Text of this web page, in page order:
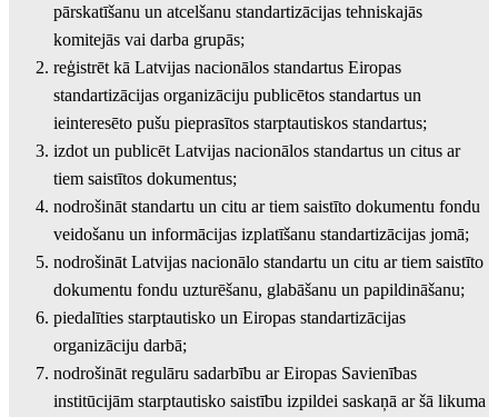
pārskatīšanu un atcelšanu standartizācijas tehniskajās
komitejās vai darba grupās;
reģistrēt kā Latvijas nacionālos standartus Eiropas
standartizācijas organizāciju publicētos standartus un
ieinteresēto pušu pieprasītos starptautiskos standartus;
izdot un publicēt Latvijas nacionālos standartus un citus ar
tiem saistītos dokumentus;
nodrošināt standartu un citu ar tiem saistīto dokumentu fondu
veidošanu un informācijas izplatīšanu standartizācijas jomā;
nodrošināt Latvijas nacionālo standartu un citu ar tiem saistīto
dokumentu fondu uzturēšanu, glabāšanu un papildināšanu;
piedalīties starptautisko un Eiropas standartizācijas
organizāciju darbā;
nodrošināt regulāru sadarbību ar Eiropas Savienības
institūcijām starptautisko saistību izpildei saskaņā ar šā likuma